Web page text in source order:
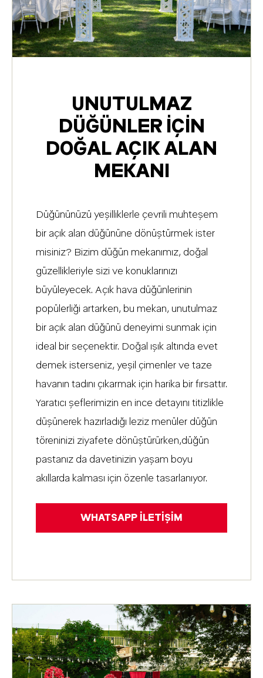
UNUTULMAZ
DÜĞÜNLER IÇIN
DOĞAL AÇIK ALAN
MEKANI
Düğününüzü yeşilliklerle çevrili muhteşem
bir açık alan düğününe dönüştürmek ister
misiniz? Bizim düğün mekanımız, doğal
güzellikleriyle sizi ve konuklarınızı
büyüleyecek. Açık hava düğünlerinin
popülerliği artarken, bu mekan, unutulmaz
bir açık alan düğünü deneyimi sunmak için
ideal bir seçenektir. Doğal ışık altında evet
demek isterseniz, yeşil çimenler ve taze
havanın tadını çıkarmak için harika bir fırsattır.
Yaratıcı şeflerimizin en ince detayını titizlikle
düşünerek hazırladığı leziz menüler düğün
töreninizi ziyafete dönüştürürken,düğün
pastanız da davetinizin yaşam boyu
akıllarda kalması için özenle tasarlanıyor.
WHATSAPP İLETIŞIM